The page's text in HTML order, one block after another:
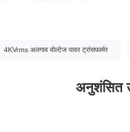
4KVrms अलगाव वोल्टेज पावर ट्रांसफार्मर
अनुशंसित